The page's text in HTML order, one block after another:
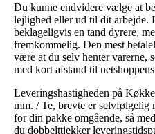
Du kunne endvidere vælge at
lejlighed eller ud til dit arbejde.
beklageligvis en tand dyrere,
fremkommelig. Den mest
være at du selv henter varerne,
med kort afstand til
Leveringshastigheden på
mm. / Te, brevte er selvfølgelig
for din pakke omgående, så
du dobbelttjekker